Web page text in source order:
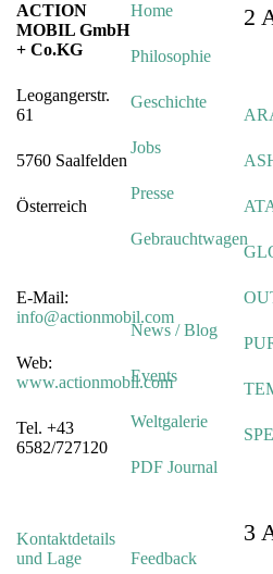
ACTION
MOBIL GmbH
+ Co.KG
Leogangerstr.
61
5760 Saalfelden
Österreich
E-Mail:
info@actionmobil.com
Web:
www.actionmobil.com
Tel. +43
6582/727120
Kontaktdetails
und Lage
Home
Philosophie
Geschichte
Jobs
Presse
Gebrauchtwagen
News / Blog
Events
Weltgalerie
PDF Journal
Feedback
2
3